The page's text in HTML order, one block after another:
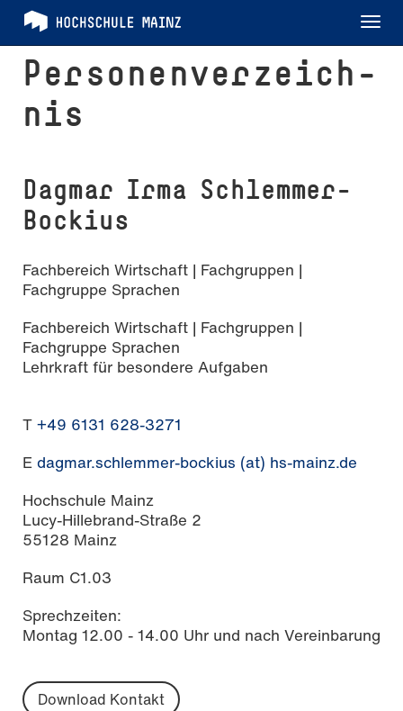
Per­so­nen­ver­zeich­
nis
Dagmar Irma Schlemmer-
Bockius
Fachbereich Wirtschaft | Fachgruppen |
Fachgruppe Sprachen
Fachbereich Wirtschaft | Fachgruppen |
Fachgruppe Sprachen
Lehrkraft für besondere Aufgaben
T +49 6131 628-3271
E dagmar.schlemmer-bockius (at) hs-mainz.de
Hochschule Mainz
Lucy-Hillebrand-Straße 2
55128 Mainz
Raum C1.03
Sprechzeiten:
Montag 12.00 - 14.00 Uhr und nach Vereinbarung
Download Kontakt